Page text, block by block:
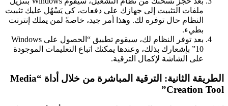
ملفات التثبيت إلى جهازك على دفعات، كي يَسْهُل عليك تثبيت
النظام حال توفره لك. وهذا أمر جيد، خاصةً لمن يملك إنترنت
بطيء.
بعد توفر النظام لك، سيقوم تطبيق “الحصول على Windows
10” بإشعارك بذلك، وعندها يمكنك اتباع التعليمات الموجودة
على الشاشة لإكمال الترقية.
الطريقة الثانية: الترقية المباشرة من خلال أداة “Media
Creation